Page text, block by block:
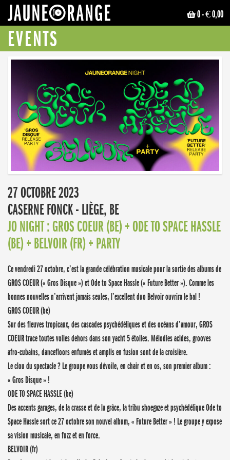
0- € 0,00
EVENTS
27 OCTOBRE 2023
CASERNE FONCK - LIÈGE, BE
JO NIGHT : GROS COEUR (BE) + ODE TO SPACE HASSLE
(BE) + BELVOIR (FR) + PARTY
Ce vendredi 27 octobre, c’est la grande célébration musicale pour la sortie des albums de
GROS COEUR (« Gros Disque ») et Ode to Space Hassle (« Future Better »). Comme les
bonnes nouvelles n’arrivent jamais seules, l’excellent duo Belvoir ouvrira le bal !
GROS COEUR (be)
Sur des fleuves tropicaux, des cascades psychédéliques et des océans d’amour, GROS
COEUR trace toutes voiles dehors dans son yacht 5 étoiles. Mélodies acides, grooves
afro-cubains, dancefloors enfumés et amplis en fusion sont de la croisière.
Le clou du spectacle ? Le groupe vous dévoile, en chair et en os, son premier album :
« Gros Disque » !
ODE TO SPACE HASSLE (be)
Des accents garages, de la crasse et de la grâce, la tribu shoegaze et psychédélique Ode to
Space Hassle sort ce 27 octobre son nouvel album, « Future Better » ! Le groupe y expose
sa vision musicale, en fuzz et en force.
BELVOIR (fr)